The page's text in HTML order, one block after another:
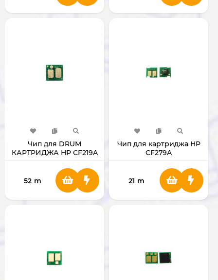
Чип для DRUM
КАРТРИДЖА HP CF219A
52 m
Чип для картриджа HP
CF279A
21 m